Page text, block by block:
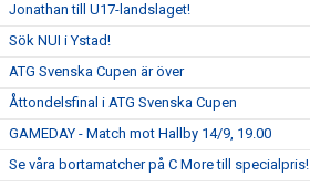
Jonathan till U17-landslaget!
Sök NUI i Ystad!
ATG Svenska Cupen är över
Åttondelsfinal i ATG Svenska Cupen
GAMEDAY - Match mot Hallby 14/9, 19.00
Se våra bortamatcher på C More till specialpris!